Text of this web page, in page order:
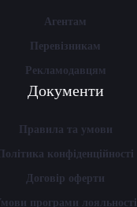
Агентам
Перевізникам
Рекламодавцям
Документи
Правила та умови
Політика конфіденційності
Договір оферти
програми лояльності